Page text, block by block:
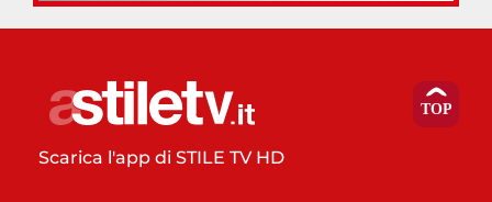
Scarica l'app di STILE TV HD